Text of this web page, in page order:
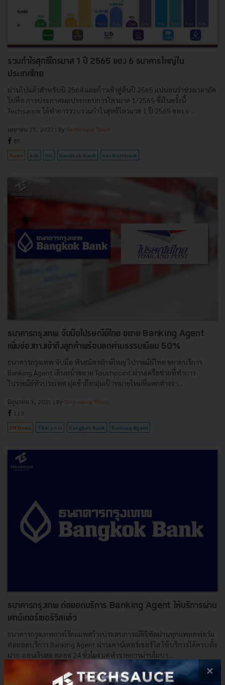
รวมกำไรสุทธิไตรมาส 1 ปี 2565 ของ 6 ธนาคารใหญ่ใน
ประเทศไทย
ผ่านไปแล้วสำหรับปี 2564 และก้าวเข้าสู่ต้นปี 2565 แน่นอนว่าช่วงเวลาถัด
ไปคือ การประกาศผลประกอบการไตรมาส 1/2565 ซึ่งในครั้งนี้
Techsauce ได้ทำการรวบรวมกำไรสุทธิไตรมาส 1 ปี 2565 ของ 6 ...
เมษายน 25, 2022 | By Techsauce Team
85
News scb ttb bangkok-bank kasikornbank
ธนาคารกรุงเทพ จับมือไปรษณีย์ไทย ขยาย Banking Agent
เพิ่มช่องทางเข้าถึงลูกค้าพร้อมลดค่ามธรรมเนียม 50%
ธนาคารกรุงเทพ จับมือ พันธมิตรยักษ์ใหญ่ ไปรษณีย์ไทย ขยายบริการ
Banking Agent เดินหน้าขยาย Touchpoint ผ่านเครือข่ายที่ทำการ
ไปรษณีย์ทั่วประเทศ มุ่งเข้าถึงกลุ่มเป้าหมายใหม่ที่แตกต่างจา...
มิถุนายน 1, 2021 | By Techsauce Team
113
PR News Thai post Bangkok Bank Banking Agent
ธนาคารกรุงเทพ ต่อยอดบริการ Banking Agent ให้บริการผ่าน
เคาน์เตอร์เซอร์วิสแล้ว
ธนาคารกรุงเทพกางโร้ดแมพสร้างประสบการณ์ดิจิทัลผ่านทุกแพลตฟอร์ม
ต่อยอดบริการ Banking Agent ผ่านเคาน์เตอร์เซอร์วิส ให้บริการได้ครบทั้ง
ฝาก-ถอนเงินสด ตลอด 24 ชั่วโมง แค่ทำรายการผ่านโมบา...
| ByTechsauce Team
×